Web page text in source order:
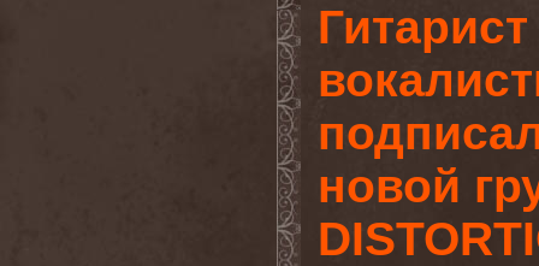
новой